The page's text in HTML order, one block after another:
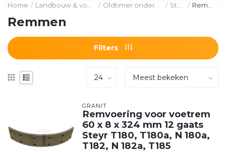
Home / / Oldtimer onderdelen / /
Remmen
Filters
GRANIT
Remvoering voor voetrem
60 x 8 x 324 mm 12 gaats
Steyr T180, T180a, N 180a,
T182, N 182a, T185